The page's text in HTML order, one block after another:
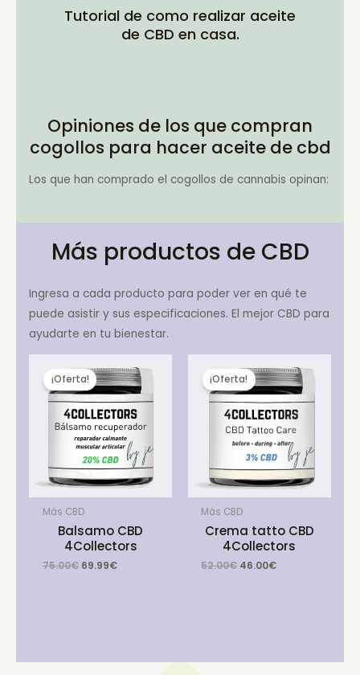
Tutorial de como realizar aceite
de CBD en casa.
Opiniones de los que compran
cogollos para hacer aceite de cbd
Los que han comprado el cogollos de cannabis opinan:
Más productos de CBD
Ingresa a cada producto para poder ver en qué te
puede asistir y sus especificaciones. El mejor CBD para
ayudarte en tu bienestar.
¡Oferta!
Más CBD
Balsamo CBD
4Collectors
75.00€ Original
69.99€Current
¡Oferta!
Más CBD
Crema tatto CBD
4Collectors
52.00€ Original
46.00€Current